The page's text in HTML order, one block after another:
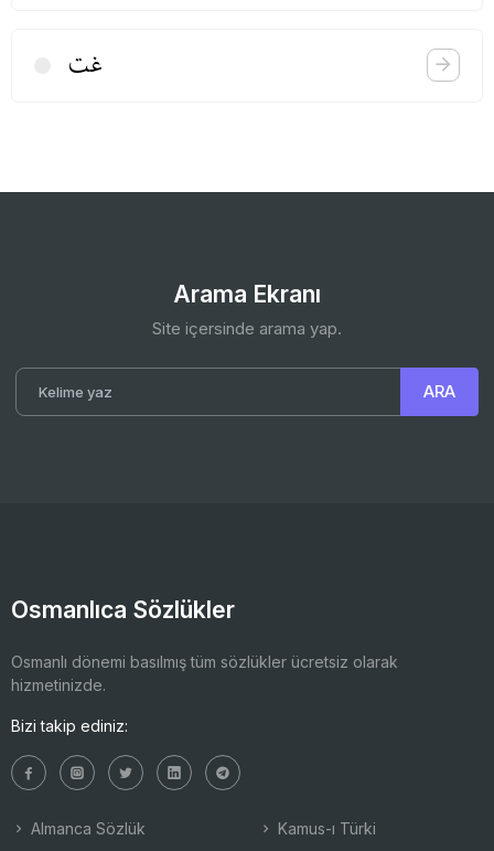
غت
Arama Ekranı
Site içersinde arama yap.
Osmanlıca Sözlükler
Osmanlı dönemi basılmış tüm sözlükler ücretsiz olarak
hizmetinizde.
Bizi takip ediniz:
Almanca Sözlük Kamus-ı Türki